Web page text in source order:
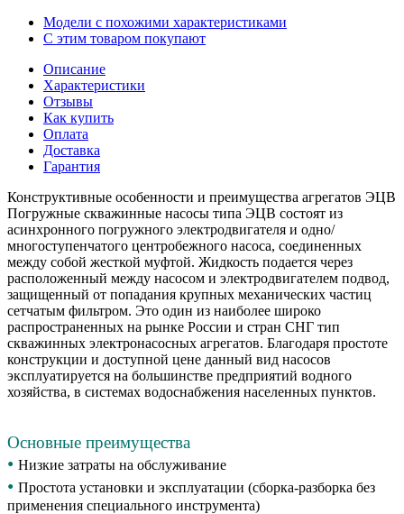
Модели с похожими характеристиками
С этим товаром покупают
Описание
Характеристики
Отзывы
Как купить
Оплата
Доставка
Гарантия
Конструктивные особенности и преимущества агрегатов ЭЦВ
Погружные скважинные насосы типа ЭЦВ состоят из
асинхронного погружного электродвигателя и одно/
многоступенчатого центробежного насоса, соединенных
между собой жесткой муфтой. Жидкость подается через
расположенный между насосом и электродвигателем подвод,
защищенный от попадания крупных механических частиц
сетчатым фильтром. Это один из наиболее широко
распространенных на рынке России и стран СНГ тип
скважинных электронасосных агрегатов. Благодаря простоте
конструкции и доступной цене данный вид насосов
эксплуатируется на большинстве предприятий водного
хозяйства, в системах водоснабжения населенных пунктов.
Основные преимущества
• Низкие затраты на обслуживание
• Простота установки и эксплуатации (сборка-разборка без
применения специального инструмента)